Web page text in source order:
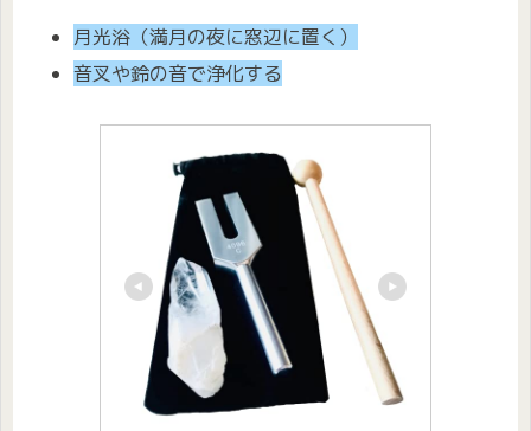
月光浴（満月の夜に窓辺に置く）
音叉や鈴の音で浄化する